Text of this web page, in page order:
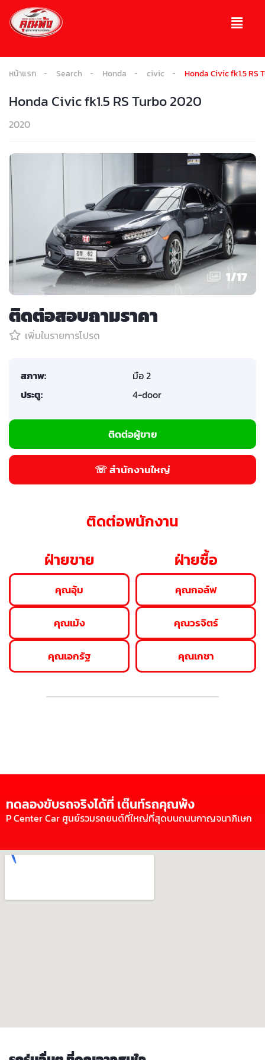
หน้าแรก Search Honda civic Honda Civic fk1.5 RS
Honda Civic fk1.5 RS Turbo 2020
2020
1/17
ติดต่อสอบถามราคา
เพิ่มในรายการโปรด
สภาพ:
มือ 2
ประตู:
4-door
ติดต่อผู้ขาย
☏ สำนักงานใหญ่
ติดต่อพนักงาน
ฝ่ายขาย
คุณอุ้ม
คุณเม้ง
คุณเอกรัฐ
ฝ่ายซื้อ
คุณกอล์ฟ
คุณวรจิตร์
คุณเกชา
ทดลองขับรถจริงได้ที่ เต๊นท์รถคุณพ้ง
P Center Car ศูนย์รวมรถยนต์ที่ใหญ่ที่สุดบนถนนกาญจนาภิเษก